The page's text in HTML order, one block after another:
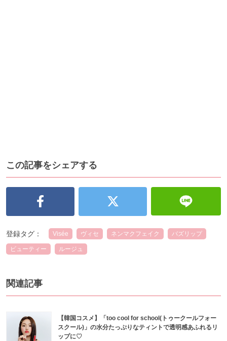
この記事をシェアする
登録タグ： Visée ヴィセ ネンマクフェイク バズリップ
ビューティー ルージュ
関連記事
【韓国コスメ】「too cool for school(トゥークールフォー
スクール)」の水分たっぷりなティントで透明感あふれるリ
ップに♡